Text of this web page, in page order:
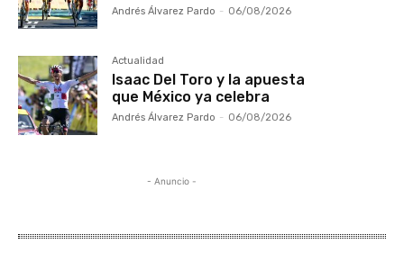
Andrés Álvarez Pardo - 06/08/2026
Actualidad
Isaac Del Toro y la apuesta
que México ya celebra
Andrés Álvarez Pardo - 06/08/2026
- Anuncio -